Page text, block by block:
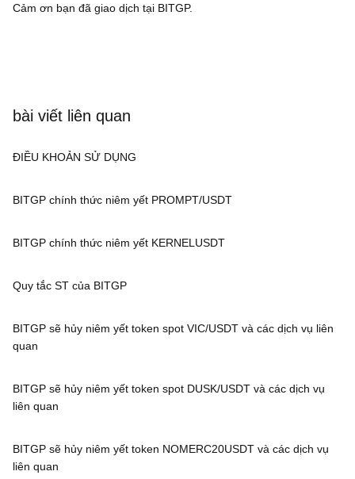
Cảm ơn bạn đã giao dịch tại BITGP.
bài viết liên quan
ĐIỀU KHOẢN SỬ DỤNG
BITGP chính thức niêm yết PROMPT/USDT
BITGP chính thức niêm yết KERNELUSDT
Quy tắc ST của BITGP
BITGP sẽ hủy niêm yết token spot VIC/USDT và các dịch vụ liên
quan
BITGP sẽ hủy niêm yết token spot DUSK/USDT và các dịch vụ
liên quan
BITGP sẽ hủy niêm yết token NOMERC20USDT và các dịch vụ
liên quan